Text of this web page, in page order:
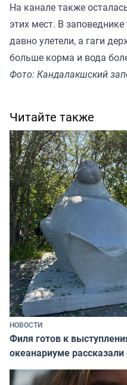
На канале также
этих мест. В
давно улетели, а гаги
больше корма и вода
Фото: Кандалакшский
Читайте также
НОВОСТИ
Филя готов к
океанариуме